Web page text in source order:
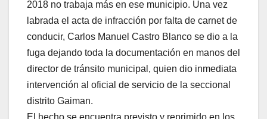
2018 no trabaja más en ese municipio. Una vez
labrada el acta de infracción por falta de carnet de
conducir, Carlos Manuel Castro Blanco se dio a la
fuga dejando toda la documentación en manos del
director de tránsito municipal, quien dio inmediata
intervención al oficial de servicio de la seccional
distrito Gaiman.
El hecho se encuentra previsto y reprimido en los